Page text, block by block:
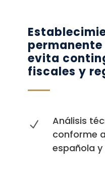
permanente
evita
fiscales y
Análisis
conforme
española y